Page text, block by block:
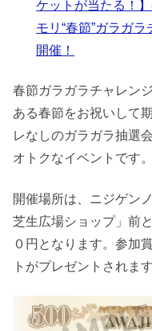
ケットが当たる！
モリ“春節”ガラガ
開催！
春節ガラガラチャレン
ある春節をお祝いして
レなしのガラガラ抽選
オトクなイベントです。
開催場所は、ニジゲン
芝生広場ショップ」前
０円となります。参加
トがプレゼントされます